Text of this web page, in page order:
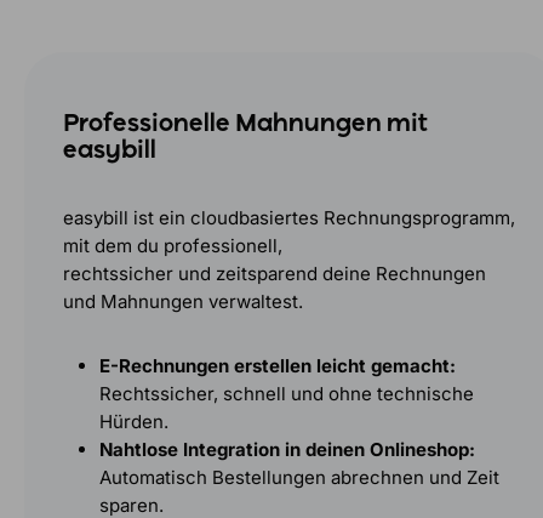
Professionelle Mahnungen mit
easybill
easybill ist ein cloudbasiertes Rechnungsprogramm,
mit dem du professionell,
rechtssicher und zeitsparend deine Rechnungen
und Mahnungen verwaltest.
E-Rechnungen erstellen leicht gemacht:
Rechtssicher, schnell und ohne technische
Hürden.
Nahtlose Integration in deinen Onlineshop:
Automatisch Bestellungen abrechnen und Zeit
sparen.